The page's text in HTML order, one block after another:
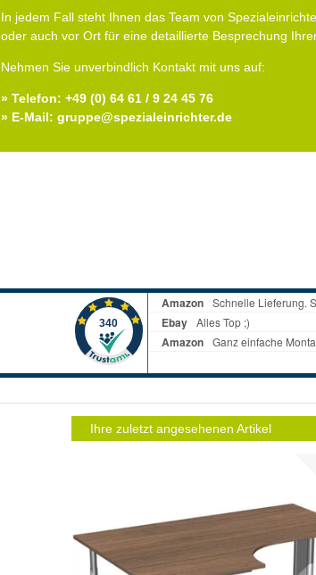
In jedem Fall steht Ihnen das Team von
oder auch vor Ort für eine detaillierte Besprechung
Nehmen Sie unverbindlich Kontakt mit uns auf:
» Telefon: +49 (0) 64 61 / 9 24 45 76
» E-Mail: gruppe@spezialeinrichter.de
Ihre zuletzt angesehenen Artikel